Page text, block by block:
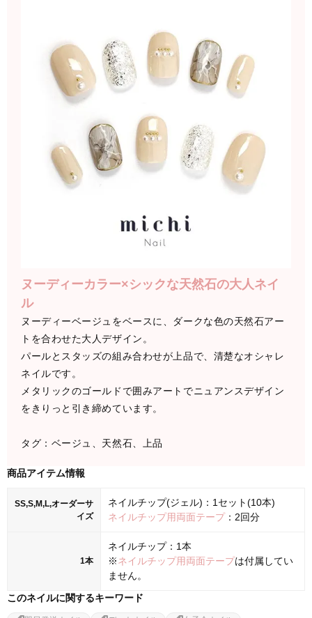
ヌーディーカラー×シックな天然石の大人ネイ
ル
ヌーディーベージュをベースに、ダークな色の天然石アー
トを合わせた大人デザイン。
パールとスタッズの組み合わせが上品で、清楚なオシャレ
ネイルです。
メタリックのゴールドで囲みアートでニュアンスデザイン
をきりっと引き締めています。
タグ：ベージュ、天然石、上品
商品アイテム情報
SS,S,M,L,オーダーサ
イズ
ネイルチップ(ジェル)：1セット(10本)
ネイルチップ用両面テープ：2回分
1本
ネイルチップ：1本
※ネイルチップ用両面テープは付属してい
ません。
このネイルに関するキーワード